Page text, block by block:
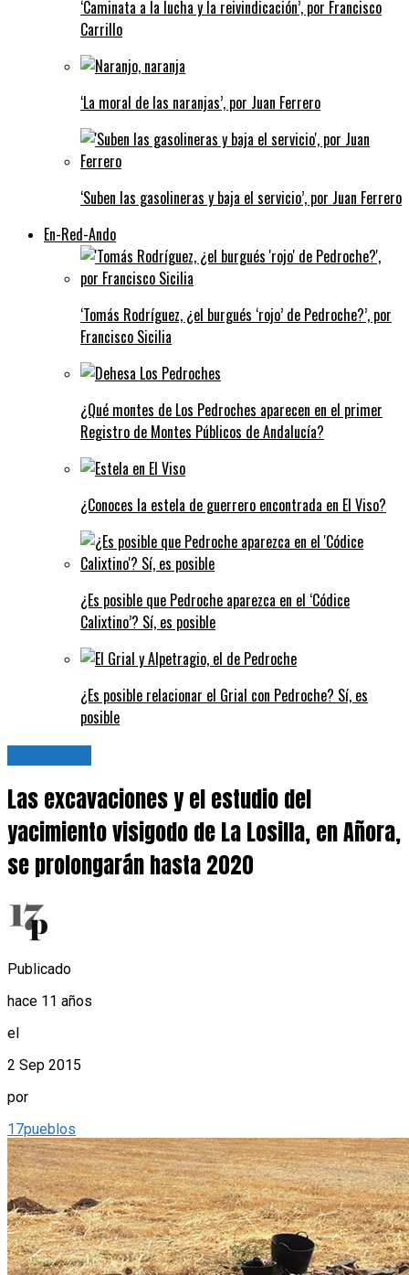
‘Caminata a la lucha y la reivindicación’, por Francisco
Carrillo
‘La moral de las naranjas’, por Juan Ferrero
‘Suben las gasolineras y baja el servicio’, por Juan Ferrero
En-Red-Ando
‘Tomás Rodríguez, ¿el burgués ‘rojo’ de Pedroche?’, por
Francisco Sicilia
¿Qué montes de Los Pedroches aparecen en el primer
Registro de Montes Públicos de Andalucía?
¿Conoces la estela de guerrero encontrada en El Viso?
¿Es posible que Pedroche aparezca en el ‘Códice
Calixtino’? Sí, es posible
¿Es posible relacionar el Grial con Pedroche? Sí, es
posible
Las excavaciones y el estudio del
yacimiento visigodo de La Losilla, en Añora,
se prolongarán hasta 2020
Publicado
hace 11 años
el
2 Sep 2015
por
17pueblos